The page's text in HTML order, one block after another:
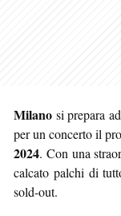
Milano si prepara
per un concerto il
2024. Con una
calcato palchi di
sold-out.